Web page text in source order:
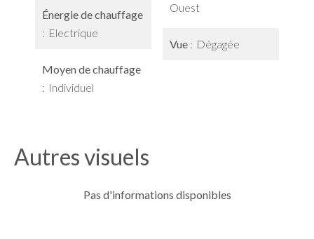
Énergie de chauffage
Electrique
Moyen de chauffage
Individuel
Ouest
Vue Dégagée
Autres visuels
Pas d'informations disponibles